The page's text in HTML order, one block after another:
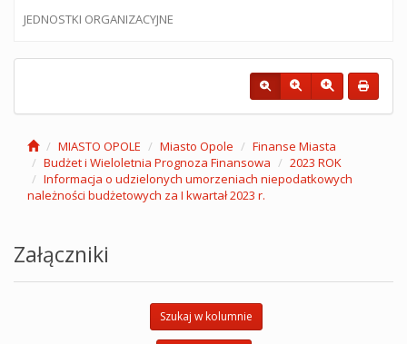
JEDNOSTKI ORGANIZACYJNE
MIASTO OPOLE Miasto Opole
Finanse Miasta
Budżet i Wieloletnia Prognoza Finansowa
2023 ROK
Informacja o udzielonych umorzeniach niepodatkowych
należności budżetowych za I kwartał 2023 r.
Załączniki
Szukaj w kolumnie